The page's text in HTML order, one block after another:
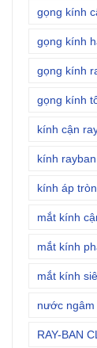
gọng kính
gọng kính
gọng kính
gọng kính
kính cận
kính rayban
kính áp
mắt kính
mắt kính
mắt kính
nước
RAY-BAN